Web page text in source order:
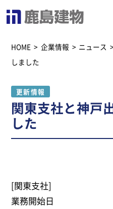
HOME > 企業情報 > ニュース >
しました
更新情報
関東支社と神戸
した
[関東支社]
業務開始日